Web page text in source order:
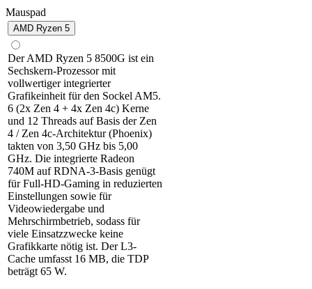
Mauspad
AMD Ryzen 5
Der AMD Ryzen 5 8500G ist ein
Sechskern-Prozessor mit
vollwertiger integrierter
Grafikeinheit für den Sockel AM5.
6 (2x Zen 4 + 4x Zen 4c) Kerne
und 12 Threads auf Basis der Zen
4 / Zen 4c-Architektur (Phoenix)
takten von 3,50 GHz bis 5,00
GHz. Die integrierte Radeon
740M auf RDNA-3-Basis genügt
für Full-HD-Gaming in reduzierten
Einstellungen sowie für
Videowiedergabe und
Mehrschirmbetrieb, sodass für
viele Einsatzzwecke keine
Grafikkarte nötig ist. Der L3-
Cache umfasst 16 MB, die TDP
beträgt 65 W.